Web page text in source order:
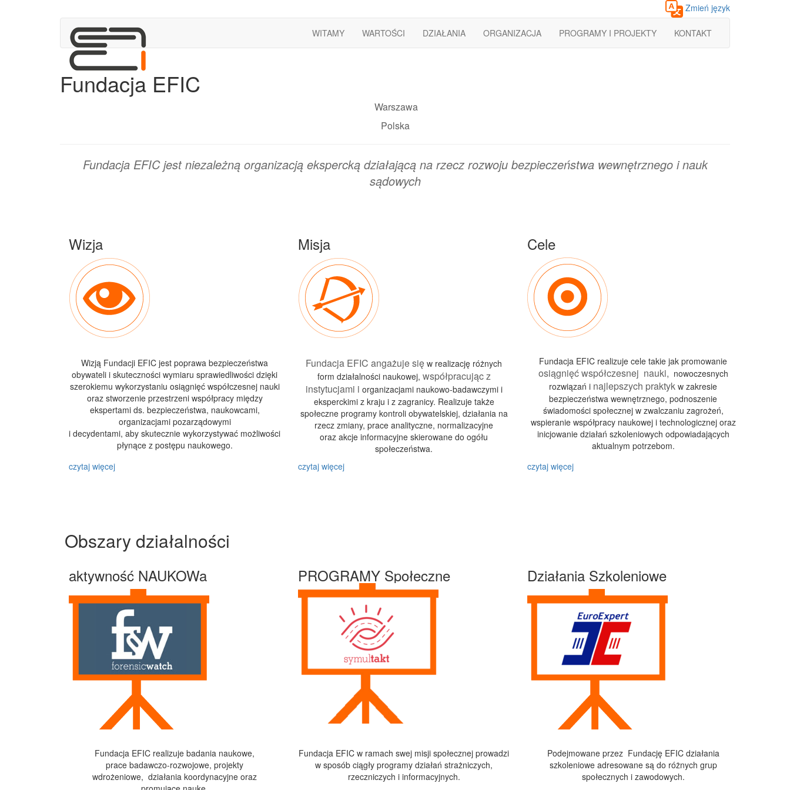
Zmień język
WITAMY WARTOŚCI DZIAŁANIA ORGANIZACJA PROGRAMY I PROJEKTY KONTAKT
Fundacja EFIC
Warszawa
Polska
Fundacja EFIC jest niezależną organizacją ekspercką działającą na rzecz rozwoju bezpieczeństwa wewnętrznego i nauk
sądowych
Wizja
Wizją Fundacji EFIC jest poprawa bezpieczeństwa
obywateli i skuteczności wymiaru sprawiedliwości dzięki
szerokiemu wykorzystaniu osiągnięć współczesnej nauki
oraz stworzenie przestrzeni współpracy między
ekspertami ds. bezpieczeństwa, naukowcami,
organizacjami pozarządowymi
i decydentami, aby skutecznie wykorzystywać możliwości
płynące z postępu naukowego.
Misja
Fundacja EFIC angażuje się w realizację różnych
form działalności naukowej, współpracując z
instytucjami i organizacjami naukowo-badawczymi i
eksperckimi z kraju i z zagranicy. Realizuje także
społeczne programy kontroli obywatelskiej, działania na
rzecz zmiany, prace analityczne, normalizacyjne
oraz akcje informacyjne skierowane do ogółu
społeczeństwa.
Cele
Fundacja EFIC realizuje cele takie jak promowanie
osiągnięć współczesnej nauki, nowoczesnych
rozwiązań i najlepszych praktyk w zakresie
bezpieczeństwa wewnętrznego, podnoszenie
świadomości społecznej w zwalczaniu zagrożeń,
wspieranie współpracy naukowej i technologicznej oraz
inicjowanie działań szkoleniowych odpowiadających
aktualnym potrzebom.
czytaj więcej
czytaj więcej czytaj więcej
Obszary działalności
aktywność NAUKOWa
Fundacja EFIC realizuje badania naukowe,
prace badawczo-rozwojowe, projekty
wdrożeniowe, działania koordynacyjne oraz
PROGRAMY Społeczne
Fundacja EFIC w ramach swej misji społecznej prowadzi
w sposób ciągły programy działań strażniczych,
rzeczniczych i informacyjnych.
Działania Szkoleniowe
Podejmowane przez Fundację EFIC działania
szkoleniowe adresowane są do różnych grup
społecznych i zawodowych.